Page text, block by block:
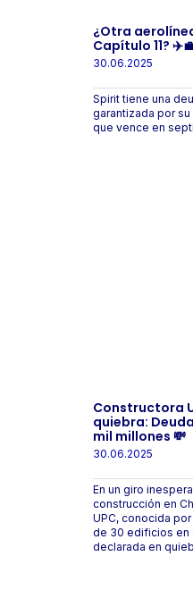
¿Otra
Capítulo 11?
30.06.2025
Spirit tiene una
garantizada por
que vence en
Constructora
quiebra:
mil millones 💸
30.06.2025
En un giro
construcción en
UPC, conocida
de 30 edificios en
declarada en